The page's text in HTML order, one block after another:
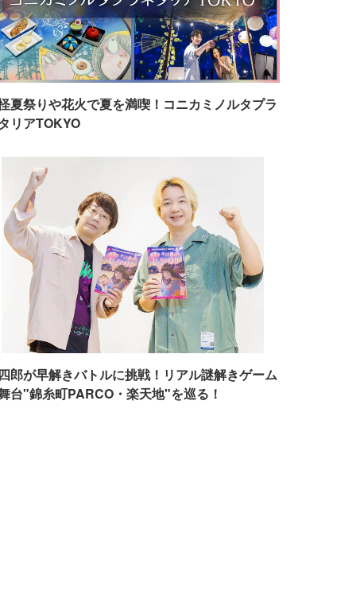
夏祭りや花火で夏を満喫！コニカミノルタプラ
リアTOKYO
郎が早解きバトルに挑戦！リアル謎解きゲーム
台"錦糸町PARCO・楽天地"を巡る！